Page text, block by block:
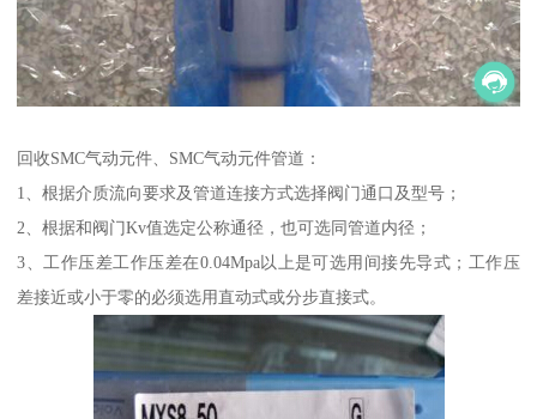
回收SMC气动元件、SMC气动元件管道：
1、根据介质流向要求及管道连接方式选择阀门通口及型号；
2、根据和阀门Kv值选定公称通径，也可选同管道内径；
3、工作压差工作压差在0.04Mpa以上是可选用间接先导式；工作压
差接近或小于零的必须选用直动式或分步直接式。